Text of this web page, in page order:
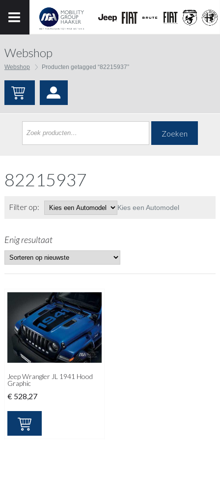
Webshop
Webshop Producten getagged “82215937”
Zoeken
82215937
Filter op: Kies een Automodel
Enig resultaat
Jeep Wrangler JL 1941 Hood
Graphic
€ 528,27